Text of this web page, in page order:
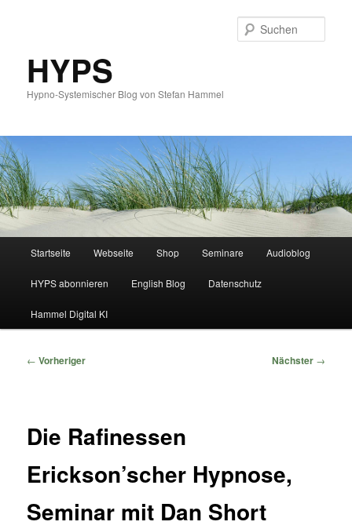
HYPS
Hypno-Systemischer Blog von Stefan Hammel
Zum
primären
Inhalt
springen
Zum
sekundären
Inhalt
springen
Startseite Webseite Shop Seminare Audioblog
HYPS abonnieren English Blog Datenschutz
Hammel Digital KI
Beitragsnavigation
← Vorheriger Nächster →
Die Rafinessen
Erickson’scher Hypnose,
Seminar mit Dan Short